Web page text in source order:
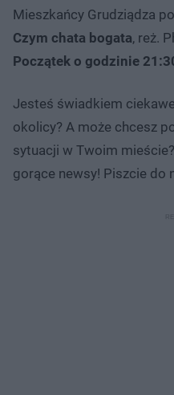
Mieszkańcy Grudziądza
Czym chata bogata, reż.
Początek o godzinie
Jesteś świadkiem
okolicy? A może chcesz
sytuacji w Twoim
gorące newsy! Piszcie do